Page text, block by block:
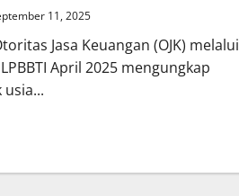
11, 2025
Jasa Keuangan (OJK) melalui
April 2025 mengungkap